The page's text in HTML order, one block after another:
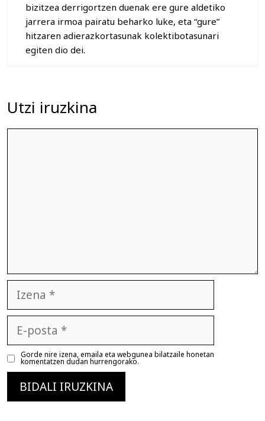
bizitzea derrigortzen duenak ere gure aldetiko
jarrera irmoa pairatu beharko luke, eta “gure”
hitzaren adierazkortasunak kolektibotasunari
egiten dio dei.
Utzi iruzkina
posta
Gorde nire izena, emaila eta webgunea bilatzaile honetan
komentatzen dudan hurrengorako.